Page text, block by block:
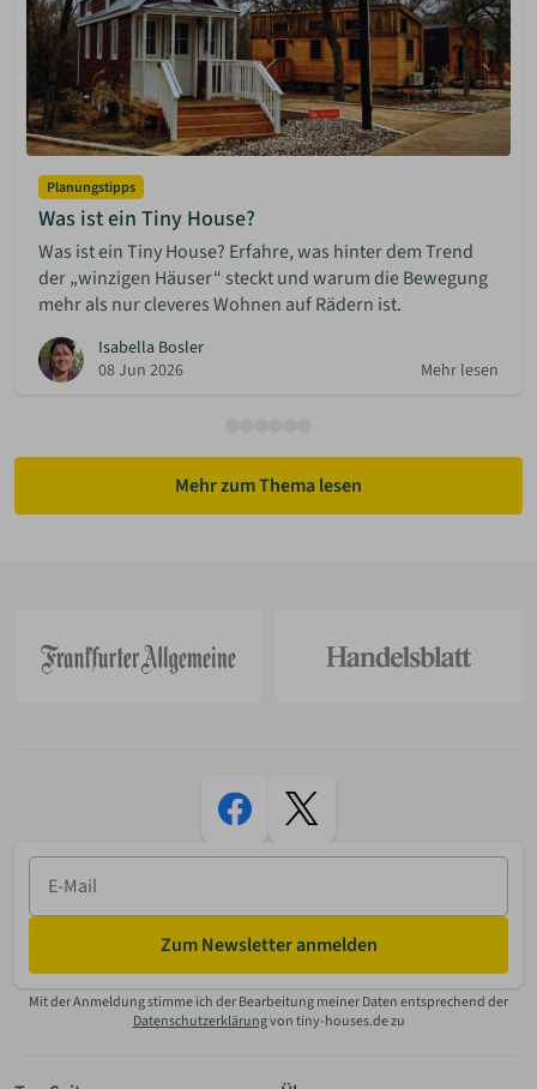
Planungstipps
Was ist ein Tiny House?
Was ist ein Tiny House? Erfahre, was hinter dem Trend
der „winzigen Häuser“ steckt und warum die Bewegung
mehr als nur cleveres Wohnen auf Rädern ist.
Isabella Bosler
08 Jun 2026
Mehr lesen
Mehr zum Thema lesen
E-
Mail
Zum Newsletter anmelden
Mit der Anmeldung stimme ich der Bearbeitung meiner Daten entsprechend der
Datenschutzerklärungvon tiny-houses.de zu